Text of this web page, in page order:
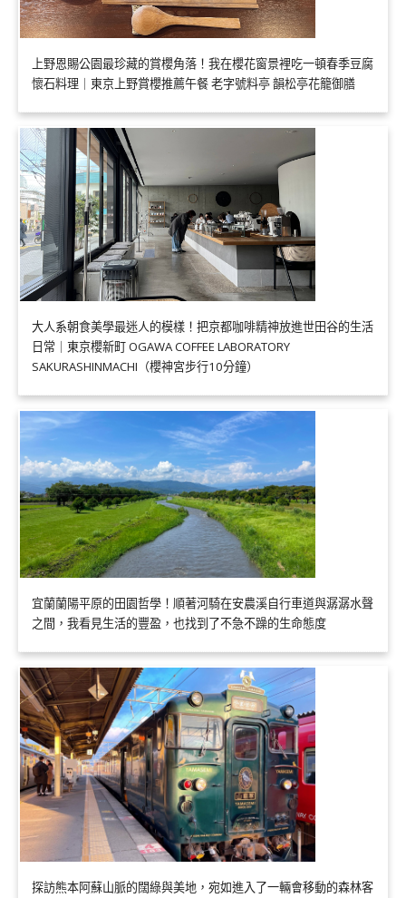
上野恩賜公園最珍藏的賞櫻角落！我在櫻花窗景裡吃一頓春季豆腐
懷石料理｜東京上野賞櫻推薦午餐 老字號料亭 韻松亭花籠御膳
大人系朝食美學最迷人的模樣！把京都咖啡精神放進世田谷的生活
日常｜東京櫻新町 OGAWA COFFEE LABORATORY
SAKURASHINMACHI（櫻神宮步行10分鐘）
宜蘭蘭陽平原的田園哲學！順著河騎在安農溪自行車道與潺潺水聲
之間，我看見生活的豐盈，也找到了不急不躁的生命態度
探訪熊本阿蘇山脈的闊綠與美地，宛如進入了一輛會移動的森林客